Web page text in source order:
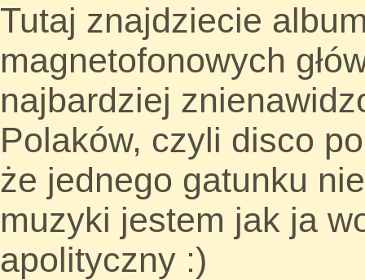
Tutaj znajdziecie
magnetofonowych
najbardziej
Polaków, czyli disco
że jednego gatunku
muzyki jestem jak ja
apolityczny :)